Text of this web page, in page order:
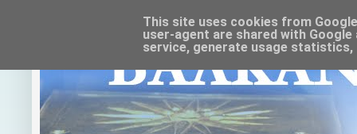
This site uses cookies from
user-agent are shared with
service, generate usage statistics,